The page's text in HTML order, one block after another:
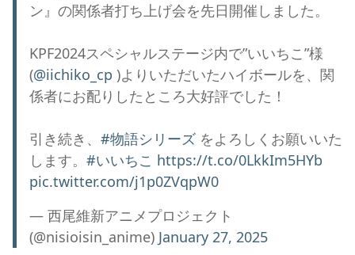
ン』の関係者打ち上げ会を先日開催しました。
KPF2024スペシャルステージ内で”いいちこ”様
(@iichiko_cp )よりいただいたハイボールを、関
係者にお配りしたところ大好評でした！
引き続き、 #物語シリーズ をよろしくお願いいた
します。 #いいちこ https://t.co/0LkkIm5HYb
pic.twitter.com/j1p0ZVqpW0
— 西尾維新アニメプロジェクト
(@nisioisin_anime) January 27, 2025